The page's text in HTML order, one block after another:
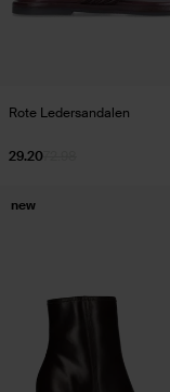
Rote Ledersandalen
29.20
new